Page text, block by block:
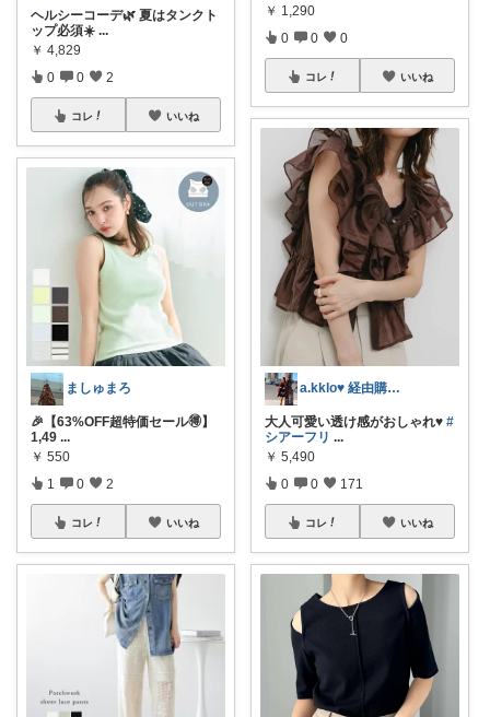
ヘルシーコーデ🌿 夏はタンクト
ップ必須☀️ ...
￥ 4,829
0 0 2
コレ いいね
ましゅまろ
​🎉【63%OFF超特価セール🉐】
1,49 ...
￥ 550
1 0 2
コレ いいね
￥ 1,290
0 0 0
コレ いいね
a.kklo♥ 経由購入感謝です💕
大人可愛い透け感がおしゃれ♥ #
シアーフリ ...
￥ 5,490
0 0 171
コレ いいね